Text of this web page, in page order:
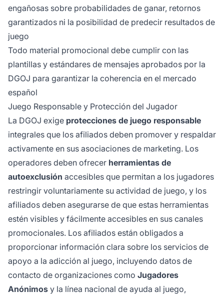
engañosas sobre probabilidades de ganar, retornos
garantizados ni la posibilidad de predecir resultados de
juego
Todo material promocional debe cumplir con las
plantillas y estándares de mensajes aprobados por la
DGOJ para garantizar la coherencia en el mercado
español
Juego Responsable y Protección del Jugador
La DGOJ exige protecciones de juego responsable
integrales que los afiliados deben promover y respaldar
activamente en sus asociaciones de marketing. Los
operadores deben ofrecer herramientas de
autoexclusión accesibles que permitan a los jugadores
restringir voluntariamente su actividad de juego, y los
afiliados deben asegurarse de que estas herramientas
estén visibles y fácilmente accesibles en sus canales
promocionales. Los afiliados están obligados a
proporcionar información clara sobre los servicios de
apoyo a la adicción al juego, incluyendo datos de
contacto de organizaciones como Jugadores
Anónimos y la línea nacional de ayuda al juego,